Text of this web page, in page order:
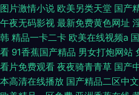
图片激情小说 欧美另类天堂 国产
午夜无码影视 最新免费黄色网址
韩 精品一卡二卡 欧美在线视频a
看 91香蕉国产精品 男女打炮网站
看片免费观看 夜夜骑青青草 国产
本高清在线播放 国产精品二区中文